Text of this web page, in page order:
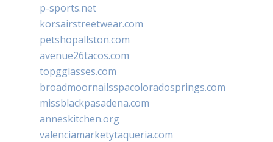
p-sports.net
korsairstreetwear.com
petshopallston.com
avenue26tacos.com
topgglasses.com
broadmoornailsspacoloradosprings.com
missblackpasadena.com
anneskitchen.org
valenciamarketytaqueria.com